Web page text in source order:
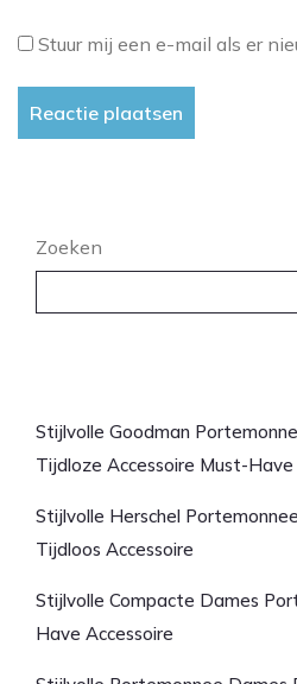
Stuur mij een e-mail als er
Zoeken
Stijlvolle Goodman
Tijdloze Accessoire Must-Have
Stijlvolle Herschel
Tijdloos Accessoire
Stijlvolle Compacte Dames
Have Accessoire